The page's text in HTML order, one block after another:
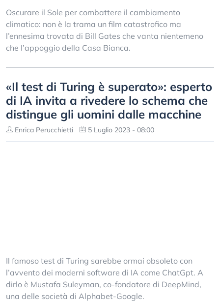
Oscurare il Sole per combattere il cambiamento
climatico: non è la trama un film catastrofico ma
l’ennesima trovata di Bill Gates che vanta nientemeno
che l’appoggio della Casa Bianca.
«Il test di Turing è superato»: esperto
di IA invita a rivedere lo schema che
distingue gli uomini dalle macchine
Enrica Perucchietti 5 Luglio 2023 - 08:00
Il famoso test di Turing sarebbe ormai obsoleto con
l’avvento dei moderni software di IA come ChatGpt. A
dirlo è Mustafa Suleyman, co-fondatore di DeepMind,
una delle società di Alphabet-Google.